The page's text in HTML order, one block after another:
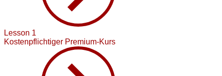
Lesson 1
Kostenpflichtiger Premium-Kurs